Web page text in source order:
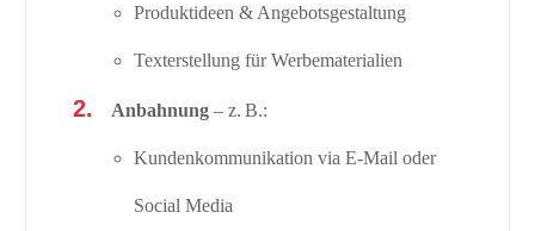
Produktideen & Angebotsgestaltung
Texterstellung für Werbematerialien
Anbahnung– z. B.:
Kundenkommunikation via E-Mail oder
Social Media